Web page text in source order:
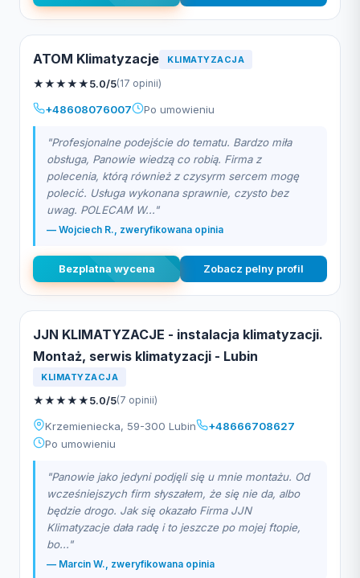
ATOM Klimatyzacje KLIMATYZACJA
★★★★★5.0/5(17 opinii)
+48608076007 Po umowieniu
"Profesjonalne podejście do tematu. Bardzo miła
obsługa, Panowie wiedzą co robią. Firma z
polecenia, którą również z czysyrm sercem mogę
polecić. Usługa wykonana sprawnie, czysto bez
uwag. POLECAM W..."
— Wojciech R., zweryfikowana opinia
Bezplatna wycena Zobacz pelny profil
JJN KLIMATYZACJE - instalacja klimatyzacji.
Montaż, serwis klimatyzacji - Lubin
KLIMATYZACJA
★★★★★5.0/5(7 opinii)
Krzemieniecka, 59-300 Lubin
+48666708627
Po umowieniu
"Panowie jako jedyni podjęli się u mnie montażu. Od
wcześniejszych firm słyszałem, że się nie da, albo
będzie drogo. Jak się okazało Firma JJN
Klimatyzacje dała radę i to jeszcze po mojej ftopie,
bo..."
— Marcin W., zweryfikowana opinia